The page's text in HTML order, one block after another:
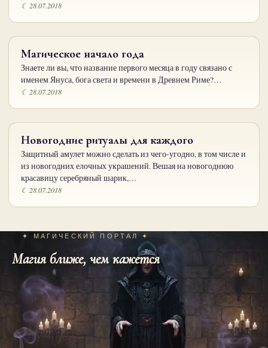
☾ 28.07.2018
Магическое начало года
Знаете ли вы, что название первого месяца в году связано с
именем Януса, бога света и времени в Древнем Риме?…
☾ 28.07.2018
Новогодние ритуалы для каждого
Защитный амулет можно сделать из чего-угодно, в том числе и
из новогодних елочных украшений. Вешая на новогоднюю
красавицу серебряный шарик,…
☾ 28.07.2018
✦ МАГИЧЕСКИЙ ПОРТАЛ ✦
Магия ближе, чем кажется